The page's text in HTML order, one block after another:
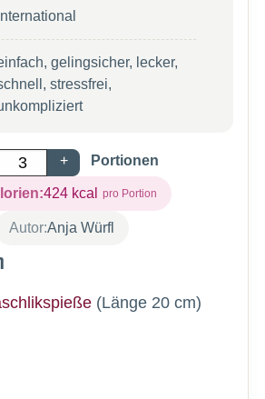
International
gelingsicher, lecker,
stressfrei,
+ Portionen
424 kcal
Autor:Anja Würfl
(Länge 20 cm)